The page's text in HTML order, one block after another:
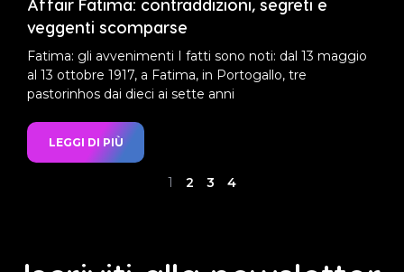
Affair Fatima: contraddizioni, segreti e
veggenti scomparse
Fatima: gli avvenimenti I fatti sono noti: dal 13 maggio
al 13 ottobre 1917, a Fatima, in Portogallo, tre
pastorinhos dai dieci ai sette anni
LEGGI DI PIÙ
1 2 3 4